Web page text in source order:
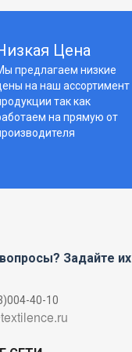
Цена
предлагаем низкие
на наш ассортимент
так как
на прямую от
Задайте их
40-10